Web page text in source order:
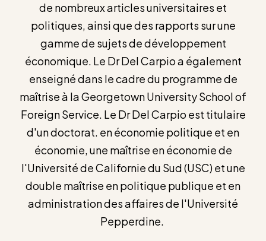
de nombreux articles universitaires et
politiques, ainsi que des rapports sur une
gamme de sujets de développement
économique. Le Dr Del Carpio a également
enseigné dans le cadre du programme de
maîtrise à la Georgetown University School of
Foreign Service. Le Dr Del Carpio est titulaire
d'un doctorat. en économie politique et en
économie, une maîtrise en économie de
l'Université de Californie du Sud (USC) et une
double maîtrise en politique publique et en
administration des affaires de l'Université
Pepperdine.